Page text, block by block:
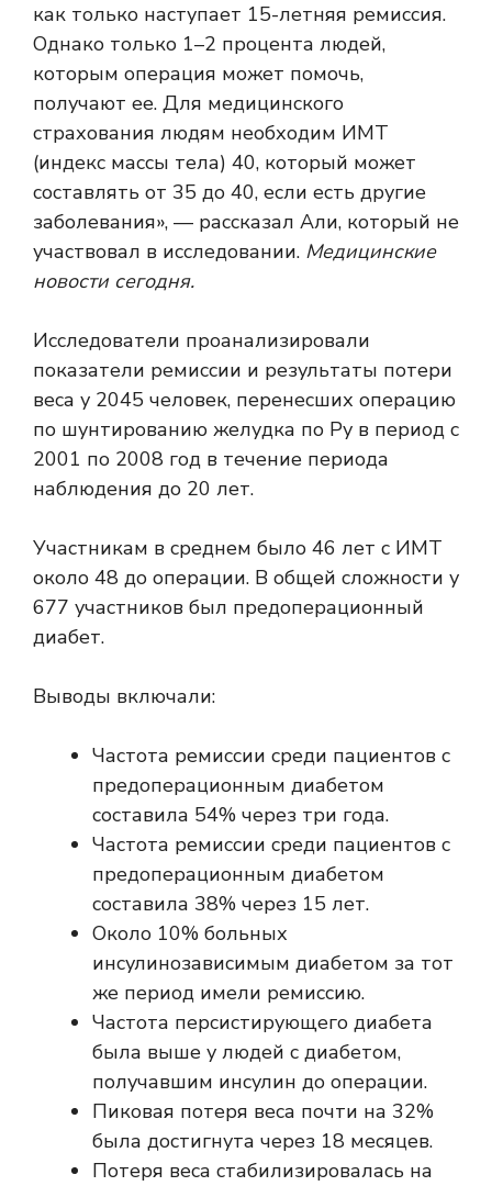
как только наступает 15-летняя ремиссия.
Однако только 1–2 процента людей,
которым операция может помочь,
получают ее. Для медицинского
страхования людям необходим ИМТ
(индекс массы тела) 40, который может
составлять от 35 до 40, если есть другие
заболевания», — рассказал Али, который не
участвовал в исследовании. Медицинские
новости сегодня.
Исследователи проанализировали
показатели ремиссии и результаты потери
веса у 2045 человек, перенесших операцию
по шунтированию желудка по Ру в период с
2001 по 2008 год в течение периода
наблюдения до 20 лет.
Участникам в среднем было 46 лет с ИМТ
около 48 до операции. В общей сложности у
677 участников был предоперационный
диабет.
Выводы включали:
Частота ремиссии среди пациентов с
предоперационным диабетом
составила 54% через три года.
Частота ремиссии среди пациентов с
предоперационным диабетом
составила 38% через 15 лет.
Около 10% больных
инсулинозависимым диабетом за тот
же период имели ремиссию.
Частота персистирующего диабета
была выше у людей с диабетом,
получавшим инсулин до операции.
Пиковая потеря веса почти на 32%
была достигнута через 18 месяцев.
Потеря веса стабилизировалась на